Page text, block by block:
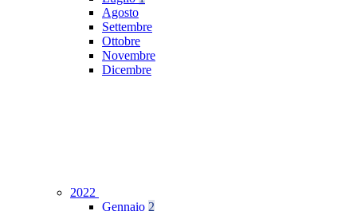
Agosto
Settembre
Ottobre
Novembre
Dicembre
2022
Gennaio 2